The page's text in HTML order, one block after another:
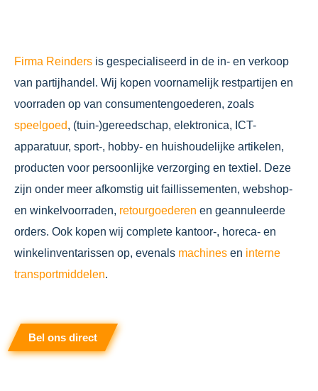
Firma Reinders is gespecialiseerd in de in- en verkoop
van partijhandel. Wij kopen voornamelijk restpartijen en
voorraden op van consumentengoederen, zoals
speelgoed, (tuin-)gereedschap, elektronica, ICT-
apparatuur, sport-, hobby- en huishoudelijke artikelen,
producten voor persoonlijke verzorging en textiel. Deze
zijn onder meer afkomstig uit faillissementen, webshop-
en winkelvoorraden, retourgoederen en geannuleerde
orders. Ook kopen wij complete kantoor-, horeca- en
winkelinventarissen op, evenals machines en interne
transportmiddelen.
Bel ons direct